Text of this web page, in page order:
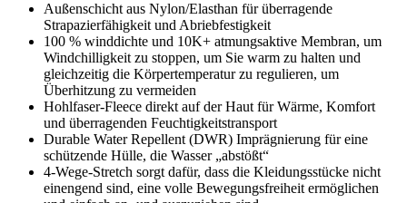
Außenschicht aus Nylon/Elasthan für überragende
Strapazierfähigkeit und Abriebfestigkeit
100 % winddichte und 10K+ atmungsaktive Membran, um
Windchilligkeit zu stoppen, um Sie warm zu halten und
gleichzeitig die Körpertemperatur zu regulieren, um
Überhitzung zu vermeiden
Hohlfaser-Fleece direkt auf der Haut für Wärme, Komfort
und überragenden Feuchtigkeitstransport
Durable Water Repellent (DWR) Imprägnierung für eine
schützende Hülle, die Wasser „abstößt“
4-Wege-Stretch sorgt dafür, dass die Kleidungsstücke nicht
einengend sind, eine volle Bewegungsfreiheit ermöglichen